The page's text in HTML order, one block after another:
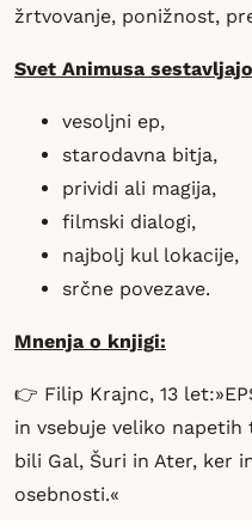
žrtvovanje, ponižnost,
Svet Animusa
vesoljni ep,
starodavna bitja,
prividi ali magija,
filmski dialogi,
najbolj kul lokacije,
srčne povezave.
Mnenja o knjigi:
👉 Filip Krajnc, 13
in vsebuje veliko
bili Gal, Šuri in Ater, ker
osebnosti.«